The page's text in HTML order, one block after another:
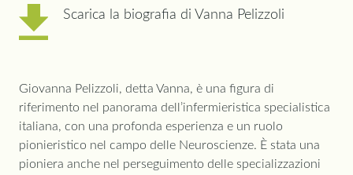
Sede delle riprese:
Casa Pelizzoli
Riprese a cura di:
Mattia Levratti
Scarica la biografia di Vanna Pelizzoli
Giovanna Pelizzoli, detta Vanna, è una figura di
riferimento nel panorama dell’infermieristica specialistica
italiana, con una profonda esperienza e un ruolo
pionieristico nel campo delle Neuroscienze. È stata una
pioniera anche nel perseguimento delle specializzazioni